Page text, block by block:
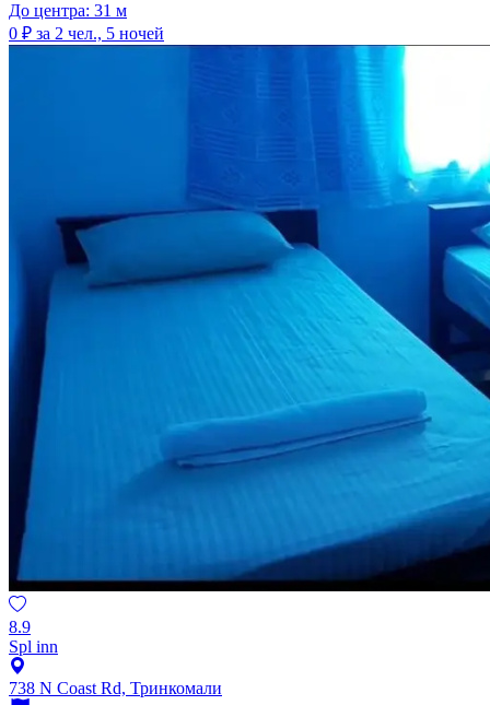
До центра: 31 м
0 ₽ за 2 чел., 5 ночей
8.9
Spl inn
738 N Coast Rd, Тринкомали